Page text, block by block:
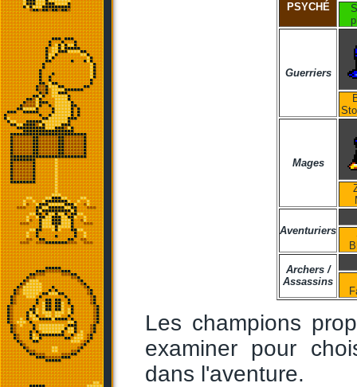
PSYCHÉ
Guerriers
Mages
Aventuriers
Archers /
Assassins
Les champions
examiner pour
dans l'aventure.